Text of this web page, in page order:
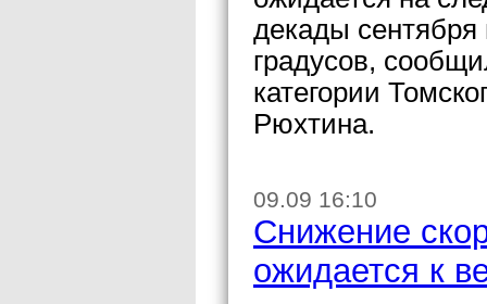
декады сентября
градусов,
категории
Рюхтина.
09.09 16:10
Снижение
ожидается к